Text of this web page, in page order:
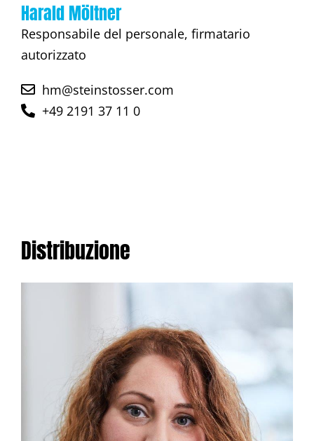
Harald Möltner
Responsabile del personale, firmatario
autorizzato
hm@steinstosser.com
+49 2191 37 11 0
Distribuzione